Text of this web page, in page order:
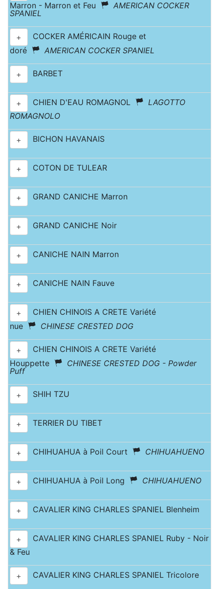
Marron - Marron et Feu
AMERICAN COCKER
SPANIEL
+
COCKER AMÉRICAIN Rouge et
doré
AMERICAN COCKER SPANIEL
+ BARBET
+ CHIEN D'EAU ROMAGNOL
LAGOTTO
ROMAGNOLO
+ BICHON HAVANAIS
+ COTON DE TULEAR
+ GRAND CANICHE Marron
+ GRAND CANICHE Noir
+ CANICHE NAIN Marron
+ CANICHE NAIN Fauve
+
CHIEN CHINOIS A CRETE Variété
nue
CHINESE CRESTED DOG
+
CHIEN CHINOIS A CRETE Variété
Houppette
CHINESE CRESTED DOG - Powder
Puff
+ SHIH TZU
+ TERRIER DU TIBET
+ CHIHUAHUA à Poil Court CHIHUAHUENO
+ CHIHUAHUA à Poil Long CHIHUAHUENO
+ CAVALIER KING CHARLES SPANIEL Blenheim
+
CAVALIER KING CHARLES SPANIEL Ruby - Noir
& Feu
+ CAVALIER KING CHARLES SPANIEL Tricolore